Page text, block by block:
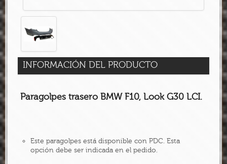
INFORMACIÓN DEL PRODUCTO
Paragolpes trasero BMW F10, Look G30 LCI.
Este paragolpes está disponible con PDC. Esta
opción debe ser indicada en el pedido.